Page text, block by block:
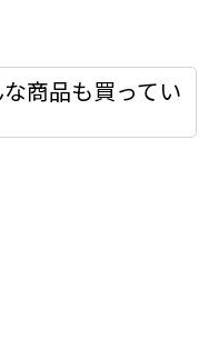
商品も買ってい